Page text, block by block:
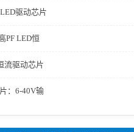
驱动芯片
PF LED恒
流驱动芯片
：6-40V输